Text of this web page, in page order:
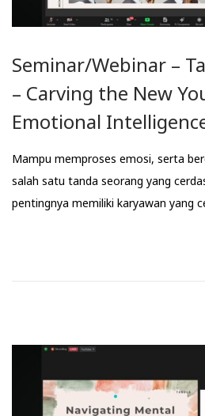
Seminar/Webinar –
– Carving the New
Emotional
Mampu memproses emosi, serta
salah satu tanda seorang yang
pentingnya memiliki karyawan yang